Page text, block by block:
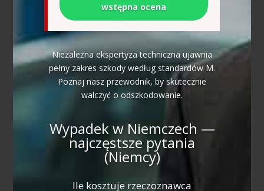
wstępna ocena
Niezależna ekspertyza techniczna ujawnia
pełny zakres szkody według standardów M.
Poznaj nasz przewodnik, by skutecznie
walczyć o odszkodowanie.
Wypadek w Niemczech —
najczęstsze pytania
(Niemcy)
Ile kosztuje rzeczoznawca